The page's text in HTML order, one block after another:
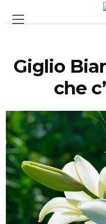
Giglio
che